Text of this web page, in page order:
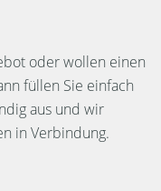
oder wollen einen
füllen Sie einfach
aus und wir
in Verbindung.